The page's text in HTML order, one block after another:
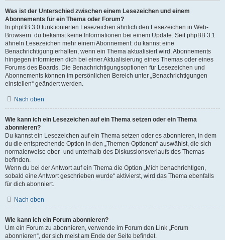
Was ist der Unterschied zwischen einem Lesezeichen und einem
Abonnements für ein Thema oder Forum?
In phpBB 3.0 funktionierten Lesezeichen ähnlich den Lesezeichen in Web-
Browsern: du bekamst keine Informationen bei einem Update. Seit phpBB 3.1
ähneln Lesezeichen mehr einem Abonnement: du kannst eine
Benachrichtigung erhalten, wenn ein Thema aktualisiert wird. Abonnements
hingegen informieren dich bei einer Aktualisierung eines Themas oder eines
Forums des Boards. Die Benachrichtigungsoptionen für Lesezeichen und
Abonnements können im persönlichen Bereich unter „Benachrichtigungen
einstellen“ geändert werden.
Nach oben
Wie kann ich ein Lesezeichen auf ein Thema setzen oder ein Thema
abonnieren?
Du kannst ein Lesezeichen auf ein Thema setzen oder es abonnieren, in dem
du die entsprechende Option in den „Themen-Optionen“ auswählst, die sich
normalerweise ober- und unterhalb des Diskussionsverlaufs des Themas
befinden.
Wenn du bei der Antwort auf ein Thema die Option „Mich benachrichtigen,
sobald eine Antwort geschrieben wurde“ aktivierst, wird das Thema ebenfalls
für dich abonniert.
Nach oben
Wie kann ich ein Forum abonnieren?
Um ein Forum zu abonnieren, verwende im Forum den Link „Forum
abonnieren“, der sich meist am Ende der Seite befindet.